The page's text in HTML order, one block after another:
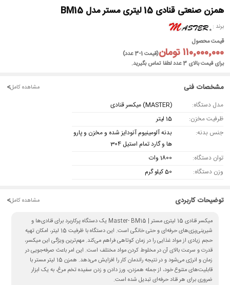
همزن صنعتی قنادی 15 لیتری مستر مدل BM15
برند
قیمت محصول
۱۱۰٬۰۰۰٬۰۰۰ تومان
(قیمت 1-3 عدد)
برای قیمت بالای 3 عدد لطفا تماس بگیرید.
مشخصات فنی مشاهده کامل<
مدل دستگاه:
(MASTER) میکسر قنادی
ظرفیت مخزن:
15 لیتر
جنس بدنه:
بدنه آلومینیوم آنودایز شده و مخزن و پارو
ها و گارد تمام استیل 304
توان دستگاه:
1800 وات
وزن دستگاه:
50 کیلو گرم
توضیحات کاربردی مشاهده کامل<
میکسر قنادی 15 لیتری مستر | Master- BM15 یک دستگاه پرکاربرد برای قنادی‌ها و
شیرینی‌پزی‌های حرفه‌ای و حتی خانگی است. این دستگاه با ظرفیت 15 لیتر، امکان تهیه
حجم زیادی از مواد غذایی را در زمان کوتاهی فراهم می‌کند. مهم‌ترین ویژگی این میکسر،
قدرت و سرعت بالای آن در مخلوط کردن مواد مختلف است. این امر باعث صرفه‌جویی در
زمان و انرژی می‌شود و در نتیجه راندمان کار را افزایش می‌دهد. همزن 15 لیتر مستر با
قابلیت‌های متنوع خود، از جمله همزدن، ورز دادن و زدن سفیده تخم مرغ، به یک ابزار
ضروری برای هر قناد حرفه‌ای تبدیل شده است.